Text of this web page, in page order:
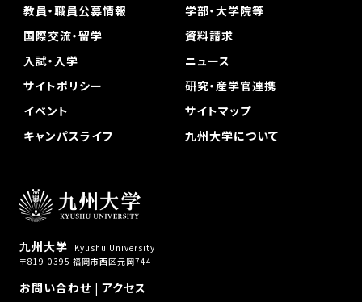
九州大学
Kyushu University
〒819-0395 福岡市西区元岡744
お問い合わせ| アクセス
教員・職員公募情報
学部・大学院等
国際交流・留学
資料請求
入試・入学
ニュース
サイトポリシー
研究・産学官連携
イベント
サイトマップ
キャンパスライフ
九州大学について